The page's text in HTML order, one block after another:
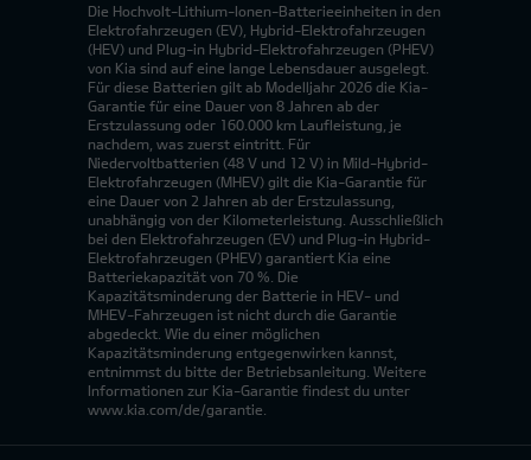
Die Hochvolt-Lithium-Ionen-Batterieeinheiten in den
Elektrofahrzeugen (EV), Hybrid-Elektrofahrzeugen
(HEV) und Plug-in Hybrid-Elektrofahrzeugen (PHEV)
von Kia sind auf eine lange Lebensdauer ausgelegt.
Für diese Batterien gilt ab Modelljahr 2026 die Kia-
Garantie für eine Dauer von 8 Jahren ab der
Erstzulassung oder 160.000 km Laufleistung, je
nachdem, was zuerst eintritt. Für
Niedervoltbatterien (48 V und 12 V) in Mild-Hybrid-
Elektrofahrzeugen (MHEV) gilt die Kia-Garantie für
eine Dauer von 2 Jahren ab der Erstzulassung,
unabhängig von der Kilometerleistung. Ausschließlich
bei den Elektrofahrzeugen (EV) und Plug-in Hybrid-
Elektrofahrzeugen (PHEV) garantiert Kia eine
Batteriekapazität von 70 %. Die
Kapazitätsminderung der Batterie in HEV- und
MHEV-Fahrzeugen ist nicht durch die Garantie
abgedeckt. Wie du einer möglichen
Kapazitätsminderung entgegenwirken kannst,
entnimmst du bitte der Betriebsanleitung. Weitere
Informationen zur Kia-Garantie findest du unter
www.kia.com/de/garantie.